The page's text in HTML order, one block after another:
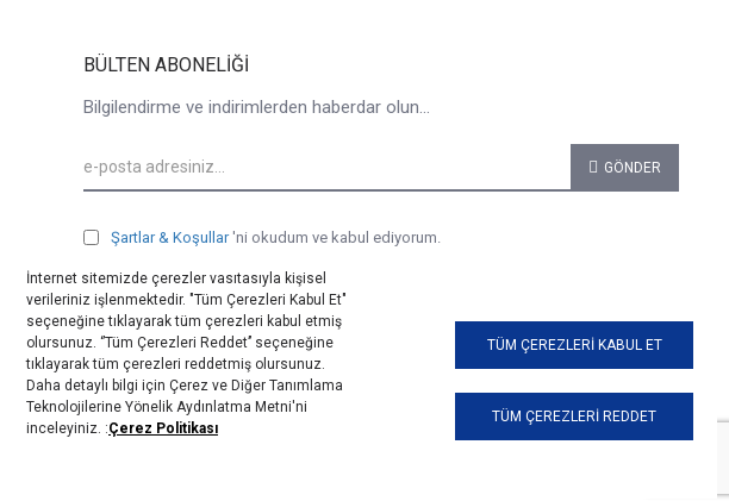
BÜLTEN ABONELIĞI
Bilgilendirme ve indirimlerden haberdar olun...
GÖNDER
Şartlar & Koşullar 'ni okudum ve kabul ediyorum.
TÜM ÇEREZLERI KABUL ET
İnternet sitemizde çerezler vasıtasıyla kişisel
verileriniz işlenmektedir. "Tüm Çerezleri Kabul Et"
seçeneğine tıklayarak tüm çerezleri kabul etmiş
olursunuz. ‘’Tüm Çerezleri Reddet’’ seçeneğine
tıklayarak tüm çerezleri reddetmiş olursunuz.
Daha detaylı bilgi için Çerez ve Diğer Tanımlama
Teknolojilerine Yönelik Aydınlatma Metni'ni
inceleyiniz. :Çerez Politikası
TÜM ÇEREZLERI REDDET